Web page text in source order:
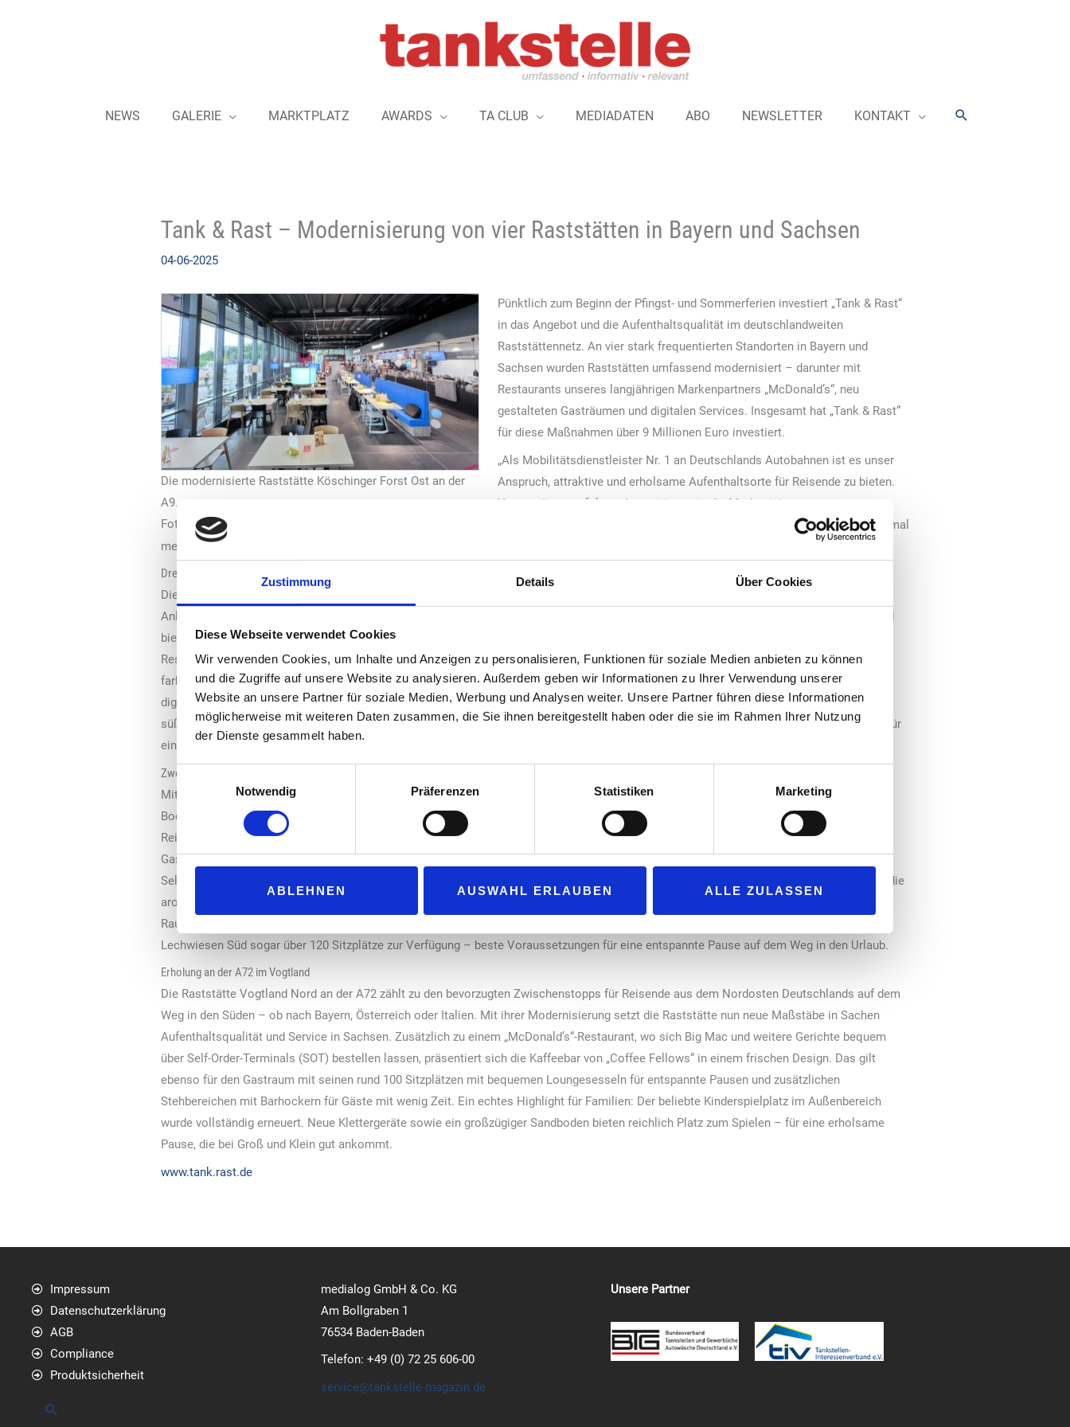
Zustimmung Details Über Cookies
Diese Webseite verwendet Cookies
Wir verwenden Cookies, um Inhalte und Anzeigen zu personalisieren, Funktionen für soziale Medien anbieten zu können
und die Zugriffe auf unsere Website zu analysieren. Außerdem geben wir Informationen zu Ihrer Verwendung unserer
Website an unsere Partner für soziale Medien, Werbung und Analysen weiter. Unsere Partner führen diese Informationen
möglicherweise mit weiteren Daten zusammen, die Sie ihnen bereitgestellt haben oder die sie im Rahmen Ihrer Nutzung
der Dienste gesammelt haben.
Einwilligungsauswahl
Notwendig
Präferenzen Statistiken Marketing
ABLEHNEN AUSWAHL ERLAUBEN ALLE ZULASSEN
NEWS GALERIE MARKTPLATZ AWARDS TA CLUB MEDIADATEN ABO NEWSLETTER KONTAKT Suchen
Tank & Rast – Modernisierung von vier Raststätten in Bayern und Sachsen
04-06-2025
Die modernisierte Raststätte Köschinger Forst Ost an der
A9.
Foto: Tank & Rast
Pünktlich zum Beginn der Pfingst- und Sommerferien investiert „Tank & Rast“
in das Angebot und die Aufenthaltsqualität im deutschlandweiten
Raststättennetz. An vier stark frequentierten Standorten in Bayern und
Sachsen wurden Raststätten umfassend modernisiert – darunter mit
Restaurants unseres langjährigen Markenpartners „McDonald’s“, neu
gestalteten Gasträumen und digitalen Services. Insgesamt hat „Tank & Rast“
für diese Maßnahmen über 9 Millionen Euro investiert.
„Als Mobilitätsdienstleister Nr. 1 an Deutschlands Autobahnen ist es unser
Anspruch, attraktive und erholsame Aufenthaltsorte für Reisende zu bieten.
Unsere jüngst erfolgten Investitionen in die Modernisierung unseres
Servicenetzes in Bayern und Sachsen unterstreichen diese Zielsetzung einmal
mehr“, erklärt Peter Markus Löw, CEO der „Tank & Rast“-Gruppe.
Drei Raststätten in Bayern punkten mit frischem Look im Innenbereich
Die Raststätte Köschinger Forst Ost an der A9, nördlich von Ingolstadt, zählt besonders in den Sommermonaten zu den beliebten
Anlaufstellen für Reisende in Richtung Norden. Pünktlich zum Beginn der Urlaubssaison wurde der Standort umfassend modernisiert – und
bietet nun noch mehr Komfort und Auswahl. Ein neu errichteter Anbau im modernen Design beherbergt ab sofort ein „McDonald’s“-
Restaurant. Neu gestaltet wurde auch die klassische Gastronomie. Der großzügige Gastraum bietet rund 100 Sitzplätze in ansprechender,
farblich abgestimmter Möblierung. Dank Self-Order-Terminals (SOT) können Reisende ihre Speisen und Getränke jetzt noch komfortabler
digital bestellen. Ergänzt wird das Angebot durch die Kaffeebar von „Coffee Fellows“, die verschiedene Kaffee- und Teevariationen sowie
süße und herzhaften Snack bereithält. Ein weiteres Highlight ist die Außenterrasse mit rund 50 Sitzplätzen samt Sonnenschirmen – ideal für
eine erholsame Auszeit unter freiem Himmel.
Zwei attraktive Pausenstopps an der Bodensee-Autobahn A96
Mit den beiden Raststätten Lechwiesen Nord und Lechwiesen Süd an der A96 – der wichtigen Verbindung zwischen München und der
Bodenseeregion – hat „Tank & Rast“ zwei weitere stark frequentierte Standorte umfassend modernisiert und für die bevorstehende
Reisesaison aufgewertet. Burgerfans dürfen sich auch hier jeweils auf ein „McDonald’s“-Restaurant freuen, das das klassische
Gastronomieangebot ergänzt. Die neugestalteten Raststättenrestaurants punkten mit modernen Bestelltheken, neuem Küchendesign und
Self-Order-Terminals (SOT) für schnellen, digitalen Service. Für Kaffee-Fans gibt es jeweils eine italienische Espressobar von „Segafredo“, die
aromatische Kaffeevariationen und Snacks bereithalten. Auch die Gasträume wurden rundum erneuert: Neue Möblierung, durchdachte
Raumgestaltung und moderne LED-Lichttechnik schaffen eine angenehme Atmosphäre. In Lechwiesen Nord stehen rund 100 Sitzplätze, in
Lechwiesen Süd sogar über 120 Sitzplätze zur Verfügung – beste Voraussetzungen für eine entspannte Pause auf dem Weg in den Urlaub.
Erholung an der A72 im Vogtland
Die Raststätte Vogtland Nord an der A72 zählt zu den bevorzugten Zwischenstopps für Reisende aus dem Nordosten Deutschlands auf dem
Weg in den Süden – ob nach Bayern, Österreich oder Italien. Mit ihrer Modernisierung setzt die Raststätte nun neue Maßstäbe in Sachen
Aufenthaltsqualität und Service in Sachsen. Zusätzlich zu einem „McDonald’s“-Restaurant, wo sich Big Mac und weitere Gerichte bequem
über Self-Order-Terminals (SOT) bestellen lassen, präsentiert sich die Kaffeebar von „Coffee Fellows“ in einem frischen Design. Das gilt
ebenso für den Gastraum mit seinen rund 100 Sitzplätzen mit bequemen Loungesesseln für entspannte Pausen und zusätzlichen
Stehbereichen mit Barhockern für Gäste mit wenig Zeit. Ein echtes Highlight für Familien: Der beliebte Kinderspielplatz im Außenbereich
wurde vollständig erneuert. Neue Klettergeräte sowie ein großzügiger Sandboden bieten reichlich Platz zum Spielen – für eine erholsame
Pause, die bei Groß und Klein gut ankommt.
www.tank.rast.de
Impressum
Datenschutzerklärung
AGB
Compliance
Produktsicherheit
Suchen
medialog GmbH & Co. KG
Am Bollgraben 1
76534 Baden-Baden
Telefon: +49 (0) 72 25 606-00
service@tankstelle-magazin.de
Unsere Partner